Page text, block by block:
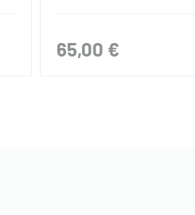
65,00 €